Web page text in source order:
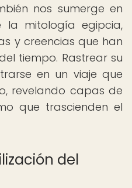
nos sumerge en
la mitología egipcia,
y creencias que han
tiempo. Rastrear su
en un viaje que
revelando capas de
que trascienden el
del